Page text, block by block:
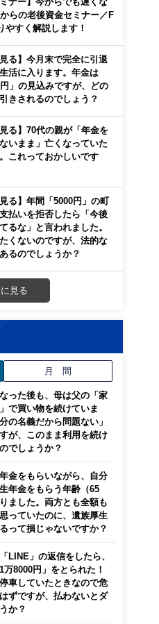
らの老後資金セミナー／F
やすく解説します！
見る】今月末で完全に引退
活に入ります。年金は
円」の見込みですが、どの
きされるのでしょう？
見る】70代の親が「年金を
いまま」亡くなっていた
これっておかしいです
見る】年間「5000円」の町
払いを拒否したら「今後
るな」と言われました。
くないのですが、法的な
るのでしょうか？
見る
月 間
った後も、母は父の「家
で買い物を続けていま
の名義だから問題ない」
が、このまま利用を続け
でしょうか？
金をもらいながら、自分
年金をもらう年齢（65
ました。両方とも全額も
っていたのに、遺族厚生
って損じゃないですか？
LINE」の返信をしたら、
万8000円」をとられた！
車していたときなので危
ずですが、払わないとダ
か？